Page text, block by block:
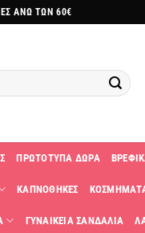
ΑΝΩ ΤΩΝ 60€
ΠΡΩΤΟΤΥΠΑ ΔΩΡΑ
ΚΑΠΝΟΘΗΚΕΣ
ΓΥΝΑΙΚΕΙΑ ΣΑΝΔΑΛΙΑ